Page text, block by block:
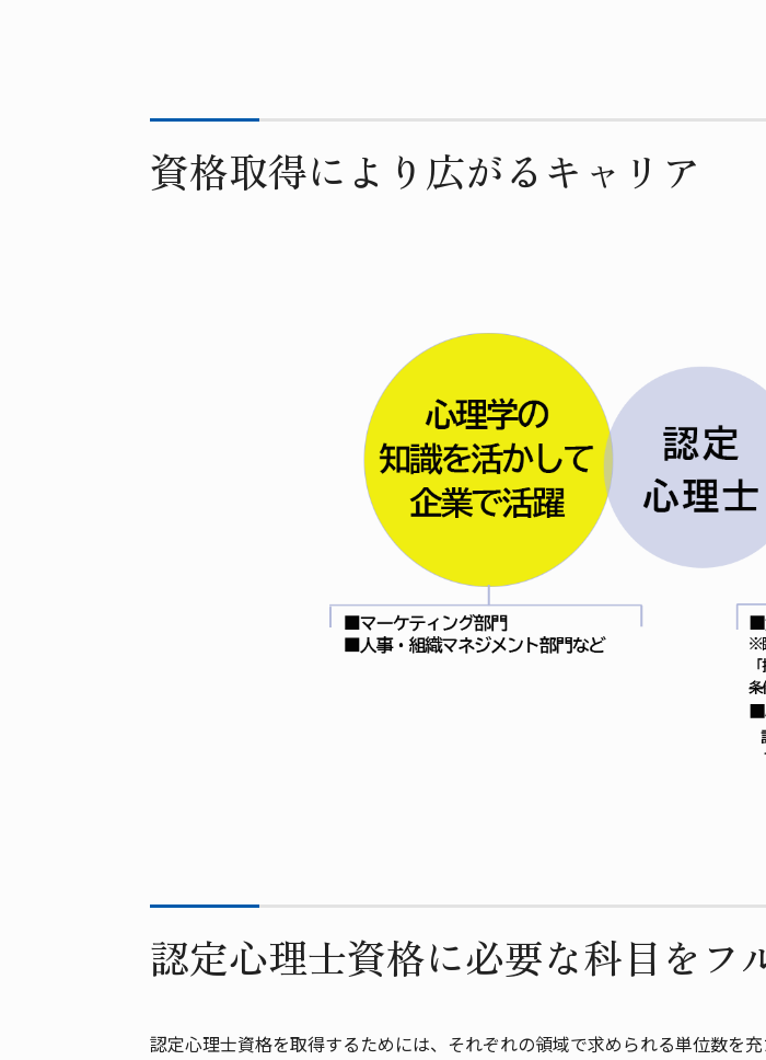
資格取得により広がるキャリア
認定心理士資格に必要な科目をフ
認定心理士資格を取得するためには、それぞれの領域で求められる単位数を